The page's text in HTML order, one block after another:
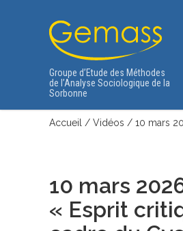
Groupe d’Etude des Méthodes
de l’Analyse Sociologique de la
Sorbonne
Accueil / Vidéos / 10 mars
10 mars
« Esprit